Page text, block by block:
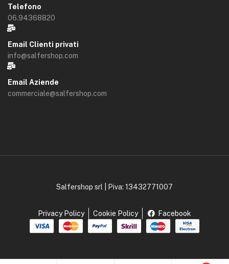
Telefono
06.94368820
Email Clienti privati
info@salfershop.com
Email Aziende
commerciale@salfershop.com
Salfershop srl | Piva: 13432771007
Privacy Policy Cookie Policy Facebook